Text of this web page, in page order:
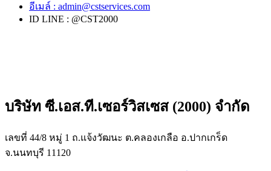
อีเมล์ : admin@cstservices.com
ID LINE : @CST2000
บริษัท ซี.เอส.ที.เซอร์วิสเซส (2000) จำกัด
เลขที่ 44/8 หมู่ 1 ถ.แจ้งวัฒนะ ต.คลองเกลือ อ.ปากเกร็ด
จ.นนทบุรี 11120